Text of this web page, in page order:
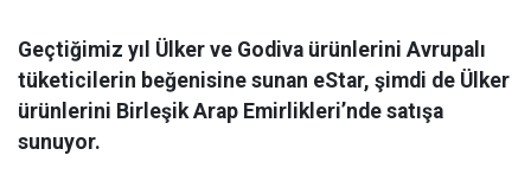
Geçtiğimiz yıl Ülker ve Godiva ürünlerini Avrupalı
tüketicilerin beğenisine sunan eStar, şimdi de Ülker
ürünlerini Birleşik Arap Emirlikleri’nde satışa
sunuyor.